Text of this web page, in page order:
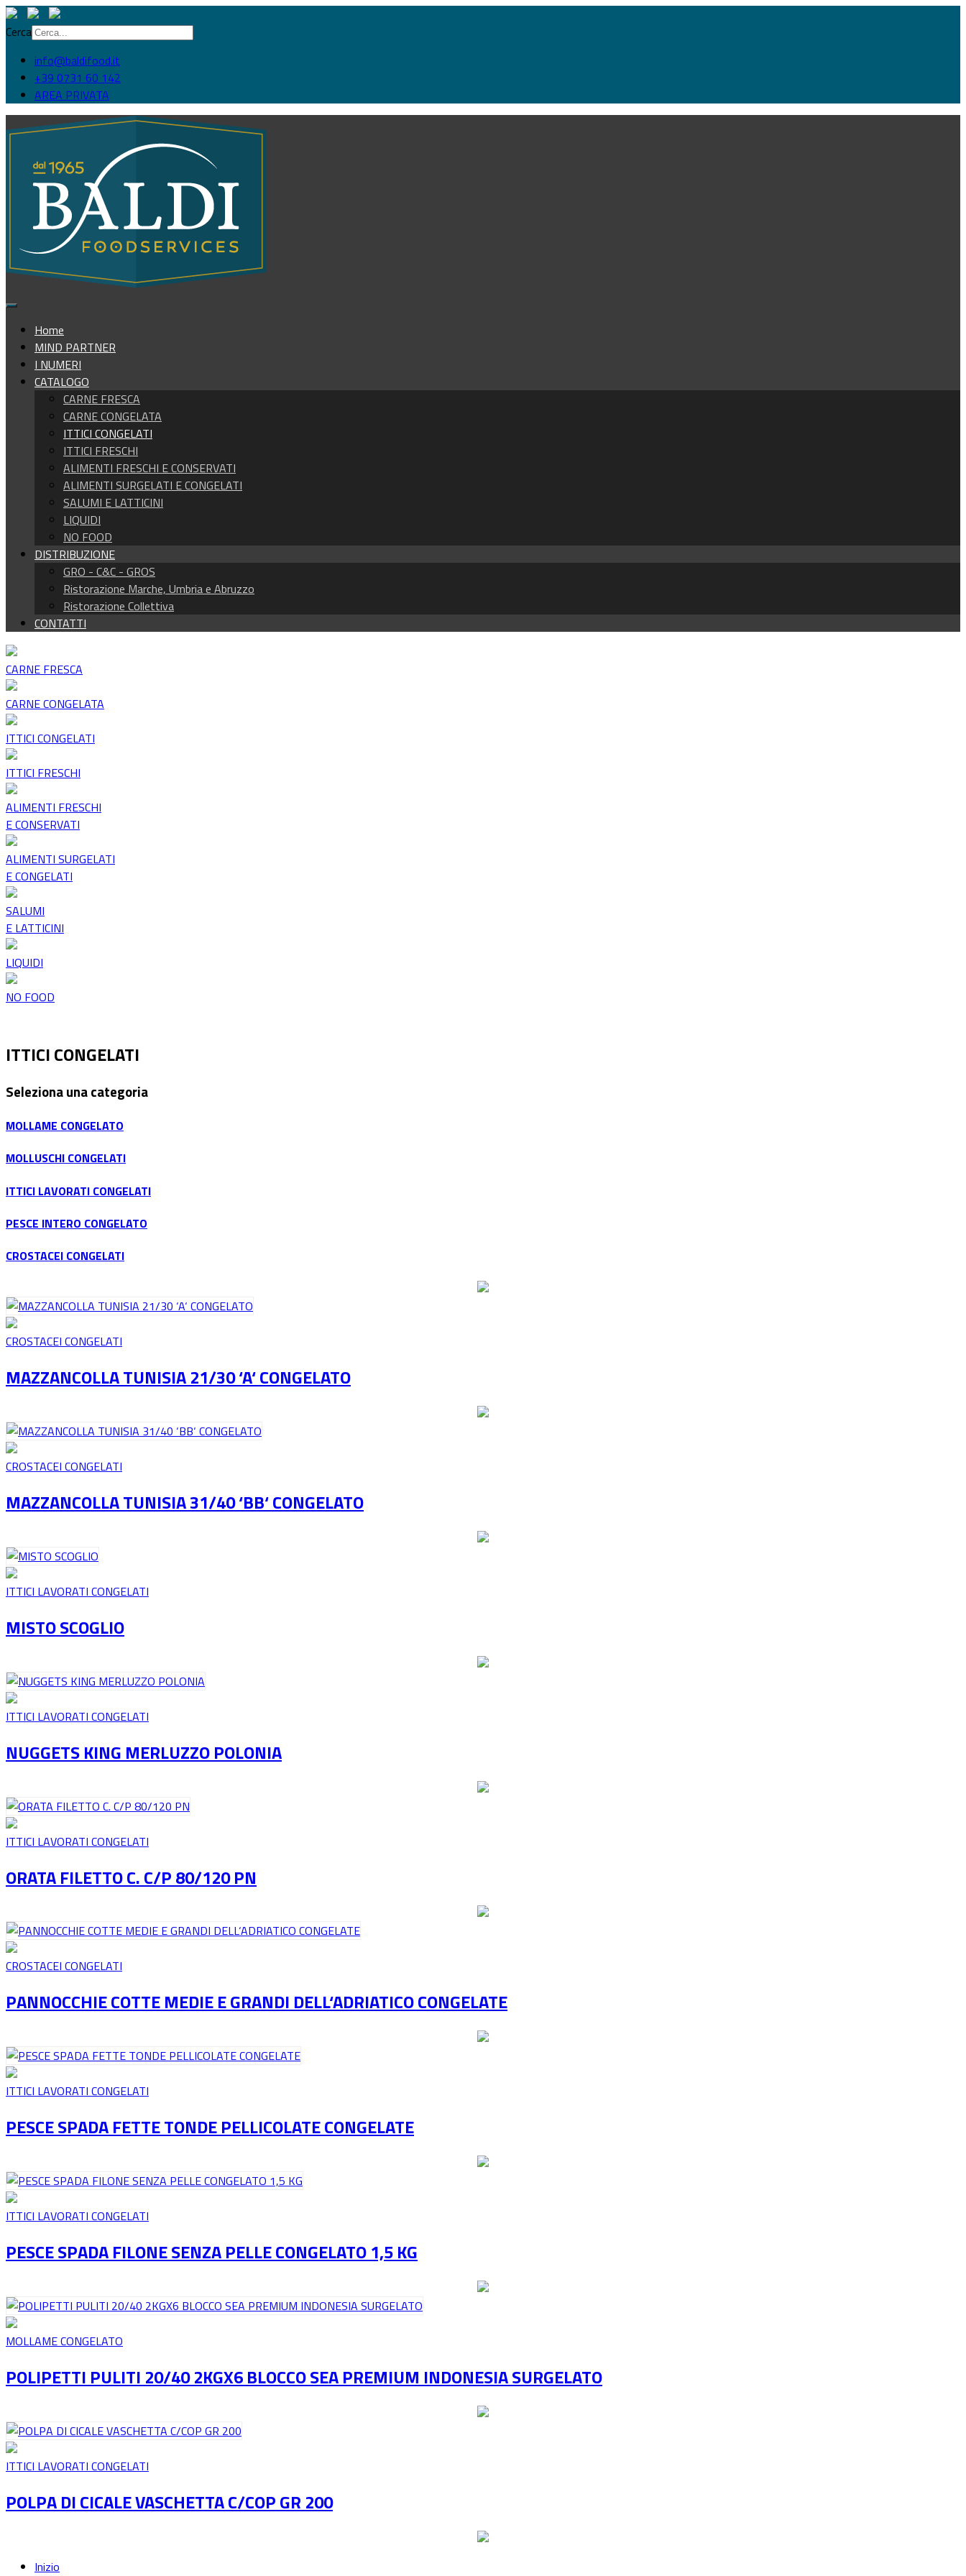
Cerca
info@baldifood.it
+39 0731 60 142
AREA PRIVATA
Home
MIND PARTNER
I NUMERI
CATALOGO
CARNE FRESCA
CARNE CONGELATA
ITTICI CONGELATI
ITTICI FRESCHI
ALIMENTI FRESCHI E CONSERVATI
ALIMENTI SURGELATI E CONGELATI
SALUMI E LATTICINI
LIQUIDI
NO FOOD
DISTRIBUZIONE
GRO - C&C - GROS
Ristorazione Marche, Umbria e Abruzzo
Ristorazione Collettiva
CONTATTI
CARNE FRESCA
CARNE CONGELATA
ITTICI CONGELATI
ITTICI FRESCHI
ALIMENTI FRESCHI
E CONSERVATI
ALIMENTI SURGELATI
E CONGELATI
SALUMI
E LATTICINI
LIQUIDI
NO FOOD
ITTICI CONGELATI
Seleziona una categoria
MOLLAME CONGELATO
MOLLUSCHI CONGELATI
ITTICI LAVORATI CONGELATI
PESCE INTERO CONGELATO
CROSTACEI CONGELATI
CROSTACEI CONGELATI
MAZZANCOLLA TUNISIA 21/30 ‘A‘ CONGELATO
CROSTACEI CONGELATI
MAZZANCOLLA TUNISIA 31/40 ‘BB‘ CONGELATO
ITTICI LAVORATI CONGELATI
MISTO SCOGLIO
ITTICI LAVORATI CONGELATI
NUGGETS KING MERLUZZO POLONIA
ITTICI LAVORATI CONGELATI
ORATA FILETTO C. C/P 80/120 PN
CROSTACEI CONGELATI
PANNOCCHIE COTTE MEDIE E GRANDI DELL‘ADRIATICO CONGELATE
ITTICI LAVORATI CONGELATI
PESCE SPADA FETTE TONDE PELLICOLATE CONGELATE
ITTICI LAVORATI CONGELATI
PESCE SPADA FILONE SENZA PELLE CONGELATO 1,5 KG
MOLLAME CONGELATO
POLIPETTI PULITI 20/40 2KGX6 BLOCCO SEA PREMIUM INDONESIA SURGELATO
ITTICI LAVORATI CONGELATI
POLPA DI CICALE VASCHETTA C/COP GR 200
Inizio